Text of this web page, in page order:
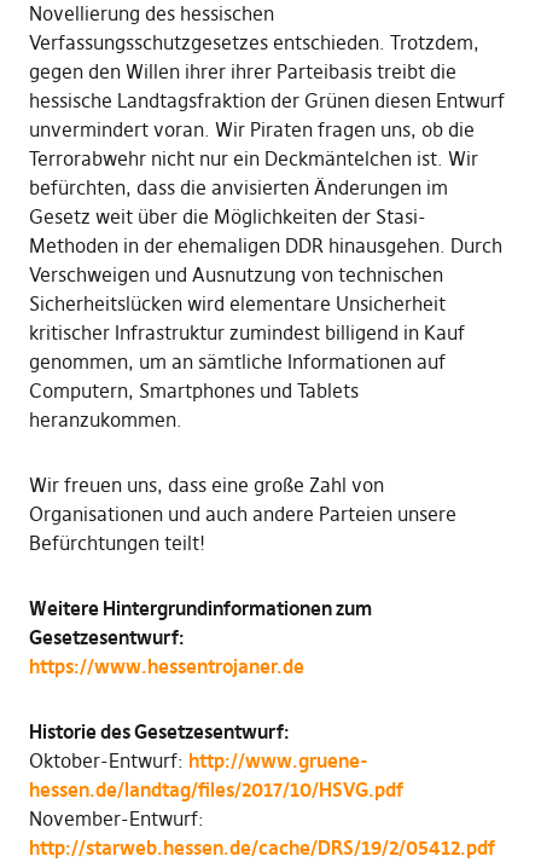
Novellierung des hessischen
Verfassungsschutzgesetzes entschieden. Trotzdem,
gegen den Willen ihrer ihrer Parteibasis treibt die
hessische Landtagsfraktion der Grünen diesen Entwurf
unvermindert voran. Wir Piraten fragen uns, ob die
Terrorabwehr nicht nur ein Deckmäntelchen ist. Wir
befürchten, dass die anvisierten Änderungen im
Gesetz weit über die Möglichkeiten der Stasi-
Methoden in der ehemaligen DDR hinausgehen. Durch
Verschweigen und Ausnutzung von technischen
Sicherheitslücken wird elementare Unsicherheit
kritischer Infrastruktur zumindest billigend in Kauf
genommen, um an sämtliche Informationen auf
Computern, Smartphones und Tablets
heranzukommen.
Wir freuen uns, dass eine große Zahl von
Organisationen und auch andere Parteien unsere
Befürchtungen teilt!
Weitere Hintergrundinformationen zum
Gesetzesentwurf:
https://www.hessentrojaner.de
Historie des Gesetzesentwurf:
Oktober-Entwurf: http://www.gruene-
hessen.de/landtag/files/2017/10/HSVG.pdf
November-Entwurf:
http://starweb.hessen.de/cache/DRS/19/2/05412.pdf